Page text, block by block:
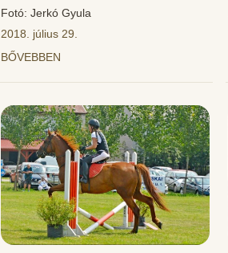
Fotó: Jerkó Gyula
2018. július 29.
BŐVEBBEN